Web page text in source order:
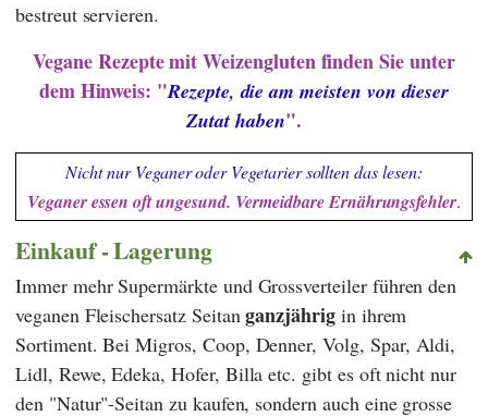
bestreut servieren.
Vegane Rezepte mit Weizengluten finden Sie unter
dem Hinweis: "Rezepte, die am meisten von dieser
Zutat haben".
Nicht nur Veganer oder Vegetarier sollten das lesen:
Veganer essen oft ungesund. Vermeidbare Ernährungsfehler.
Einkauf - Lagerung
Immer mehr Supermärkte und Grossverteiler führen den
veganen Fleischersatz Seitanganzjährigin ihrem
Sortiment. BeiMigros, Coop, Denner,Volg, Spar, Aldi,
Lidl, Rewe,Edeka,Hofer, Billa etc. gibt es oft nicht nur
den "Natur"-Seitan zu kaufen, sondern auch eine grosse